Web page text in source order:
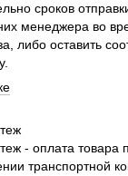
сроков
менеджера во
либо оставить
- оплата товара
транспортной